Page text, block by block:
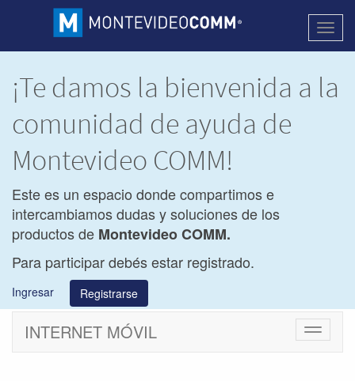
¡Te damos la bienvenida a la
comunidad de ayuda de
Montevideo COMM!
Este es un espacio donde compartimos e
intercambiamos dudas y soluciones de los
productos de Montevideo COMM.
Para participar debés estar registrado.
Ingresar Registrarse
Cambiar
INTERNET MÓVIL